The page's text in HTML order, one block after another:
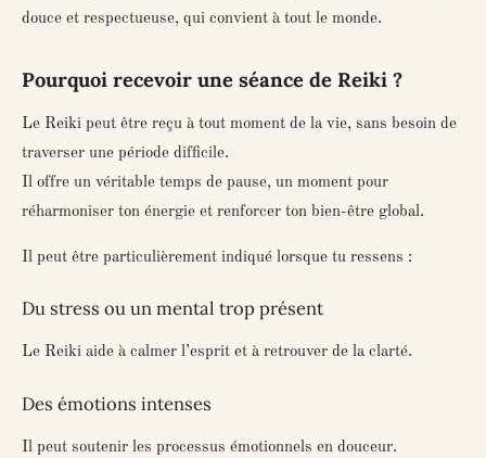
douce et respectueuse, qui convient à tout le monde.
Pourquoi recevoir une séance de Reiki ?
Le Reiki peut être reçu à tout moment de la vie, sans besoin de
traverser une période difficile.
Il offre un véritable temps de pause, un moment pour
réharmoniser ton énergie et renforcer ton bien-être global.
Il peut être particulièrement indiqué lorsque tu ressens :
Du stress ou un mental trop présent
Le Reiki aide à calmer l’esprit et à retrouver de la clarté.
Des émotions intenses
Il peut soutenir les processus émotionnels en douceur.